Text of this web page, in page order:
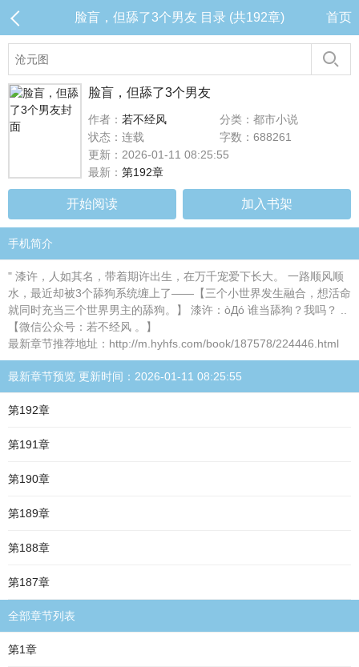
脸盲，但舔了3个男友 目录 (共192章) 首页
脸盲，但舔了3个男友
作者： 若不经风
分类：都市小说
状态：连载
字数：688261
更新：2026-01-11 08:25:55
最新： 第192章
开始阅读 加入书架
手机简介
" 漆许，人如其名，带着期许出生，在万千宠爱下长大。 一路顺风顺
水，最近却被3个舔狗系统缠上了——【三个小世界发生融合，想活命
就同时充当三个世界男主的舔狗。】 漆许：òДó 谁当舔狗？我吗？ ..
【微信公众号：若不经风 。】
最新章节推荐地址：http://m.hyhfs.com/book/187578/224446.html
最新章节预览 更新时间：2026-01-11 08:25:55
第192章
第191章
第190章
第189章
第188章
第187章
全部章节列表
第1章